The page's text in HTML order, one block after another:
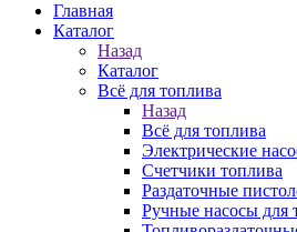
Главная
Каталог
Назад
Каталог
Всё для топлива
Назад
Всё для топлива
Электрические
Счетчики топлива
Раздаточные
Ручные насосы для